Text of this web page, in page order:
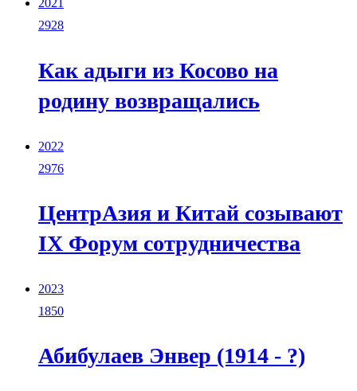
2021
2928
Как адыги из Косово на
родину возвращались
2022
2976
ЦентрАзия и Китай созывают
IX Форум сотрудничества
2023
1850
Абибулаев Энвер (1914 - ?)